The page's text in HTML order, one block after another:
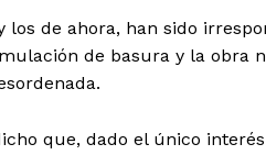
los de ahora, han sido
de basura y la obra
que, dado el único